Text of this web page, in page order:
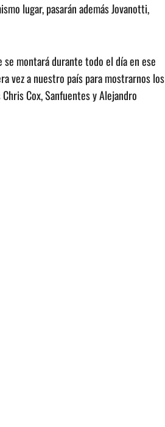
lugar, pasarán además Jovanotti,
se montará durante todo el día en ese
vez a nuestro país para mostrarnos los
Cox, Sanfuentes y Alejandro